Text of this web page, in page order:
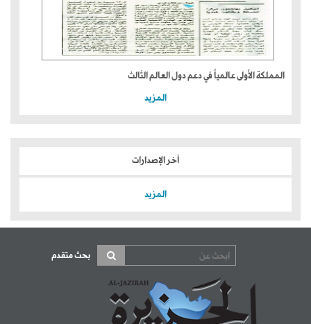
المملكة الأولى عالمياً في دعم دول العالم الثالث
المزيد
آخر الإصدارات
المزيد
بحث متقدم